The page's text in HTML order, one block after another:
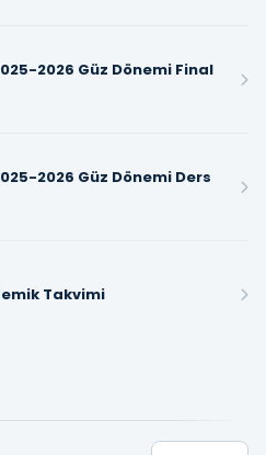
2026 Güz Dönemi Final
2026 Güz Dönemi Ders
Takvimi